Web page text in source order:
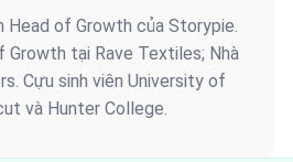
Head of Growth của Storypie.
Growth tại Rave Textiles; Nhà
Cựu sinh viên University of
và Hunter College.